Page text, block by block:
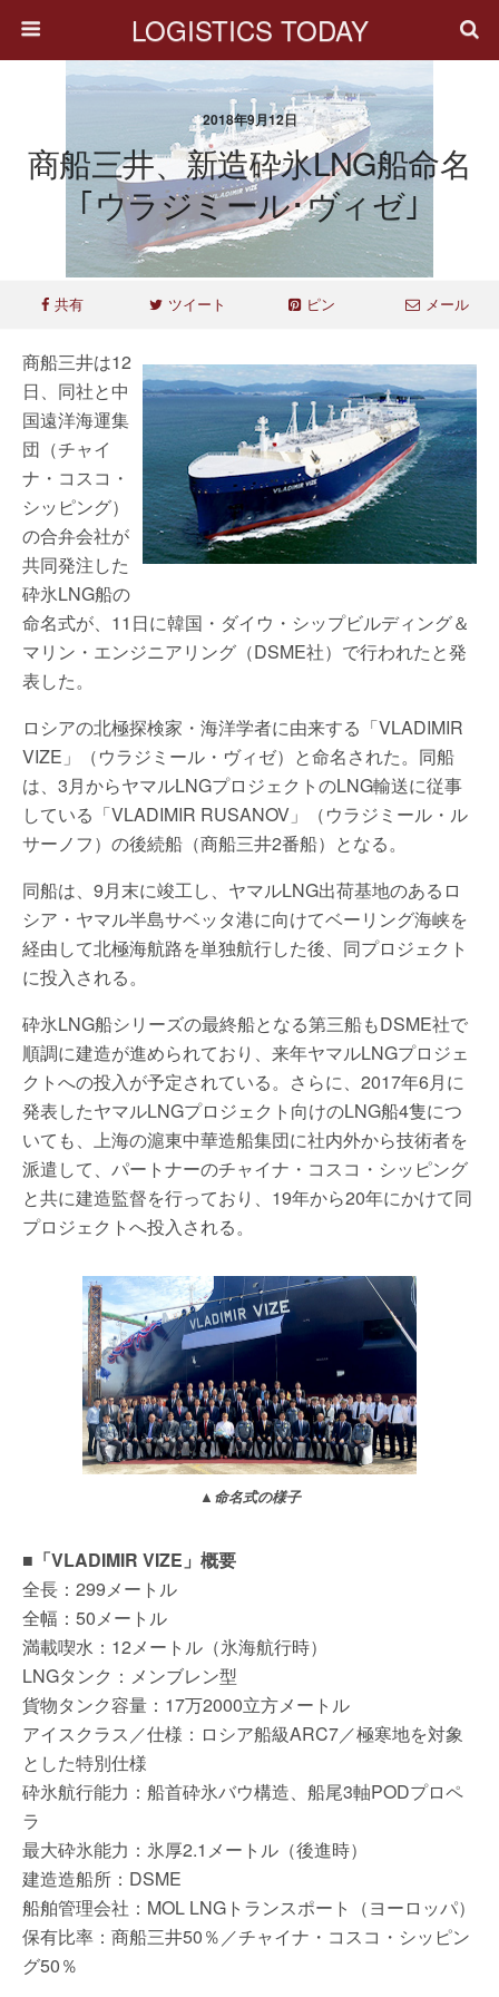
LOGISTICS TODAY
2018年9月12日
商船三井、新造砕氷LNG船命名
｢ウラジミール･ヴィゼ｣
共有 ツイート ピン メール
商船三井は12
日、同社と中
国遠洋海運集
団（チャイ
ナ・コスコ・
シッピング）
の合弁会社が
共同発注した
砕氷LNG船の
命名式が、11日に韓国・ダイウ・シップビルディング＆
マリン・エンジニアリング（DSME社）で行われたと発
表した。
ロシアの北極探検家・海洋学者に由来する「VLADIMIR
VIZE」（ウラジミール・ヴィゼ）と命名された。同船
は、3月からヤマルLNGプロジェクトのLNG輸送に従事
している「VLADIMIR RUSANOV」（ウラジミール・ル
サーノフ）の後続船（商船三井2番船）となる。
同船は、9月末に竣工し、ヤマルLNG出荷基地のあるロ
シア・ヤマル半島サベッタ港に向けてベーリング海峡を
経由して北極海航路を単独航行した後、同プロジェクト
に投入される。
砕氷LNG船シリーズの最終船となる第三船もDSME社で
順調に建造が進められており、来年ヤマルLNGプロジェ
クトへの投入が予定されている。さらに、2017年6月に
発表したヤマルLNGプロジェクト向けのLNG船4隻につ
いても、上海の滬東中華造船集団に社内外から技術者を
派遣して、パートナーのチャイナ・コスコ・シッピング
と共に建造監督を行っており、19年から20年にかけて同
プロジェクトへ投入される。
▲命名式の様子
■「VLADIMIR VIZE」概要
全長：299メートル
全幅：50メートル
満載喫水：12メートル（氷海航行時）
LNGタンク：メンブレン型
貨物タンク容量：17万2000立方メートル
アイスクラス／仕様：ロシア船級ARC7／極寒地を対象
とした特別仕様
砕氷航行能力：船首砕氷バウ構造、船尾3軸PODプロペ
ラ
最大砕氷能力：氷厚2.1メートル（後進時）
建造造船所：DSME
船舶管理会社：MOL LNGトランスポート（ヨーロッパ）
保有比率：商船三井50％／チャイナ・コスコ・シッピン
グ50％